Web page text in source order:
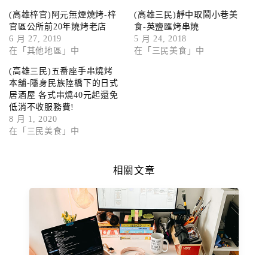
(高雄梓官)阿元無煙燒烤-梓
官區公所前20年燒烤老店
6 月 27, 2019
在「其他地區」中
(高雄三民)靜中取鬧小巷美
食-英鹽匯烤串燒
5 月 24, 2018
在「三民美食」中
(高雄三民)五番座手串燒烤
本舖-隱身民族陸橋下的日式
居酒屋 各式串燒40元起還免
低消不收服務費!
8 月 1, 2020
在「三民美食」中
相關文章